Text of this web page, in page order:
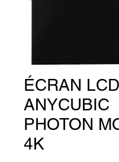
ÉCRAN LCD
ANYCUBIC
PHOTON
4K